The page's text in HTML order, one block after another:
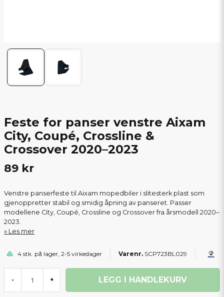
Feste for panser venstre Aixam
City, Coupé, Crossline &
Crossover 2020–2023
89 kr
Venstre panserfeste til Aixam mopedbiler i slitesterk plast som
gjenoppretter stabil og smidig åpning av panseret. Passer
modellene City, Coupé, Crossline og Crossover fra årsmodell 2020–
2023.
Les mer
4 stk. på lager, 2-5 virkedager SCP723BL029
- + LEGG I HANDLEKURV